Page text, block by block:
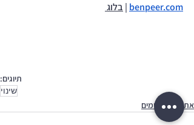
benpeer.com
| בלוג
תיוגים:
שינוי
אתגר 100 הימים